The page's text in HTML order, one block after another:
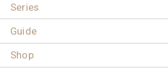
Series
Guide
Shop